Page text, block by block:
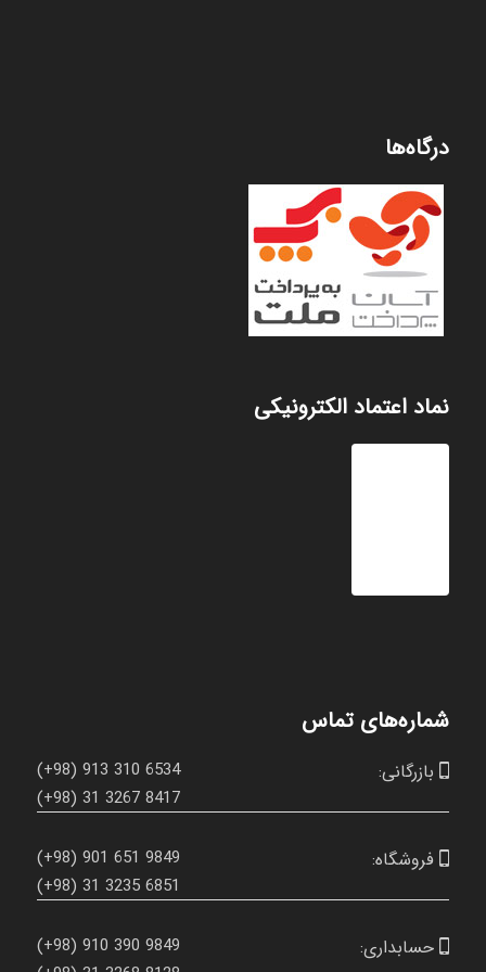
درگاه‌ها
نماد اعتماد الکترونیکی
شماره‌های تماس
بازرگانی:
(+98) 913 310 6534
(+98) 31 3267 8417
فروشگاه:
(+98) 901 651 9849
(+98) 31 3235 6851
حسابداری:
(+98) 910 390 9849